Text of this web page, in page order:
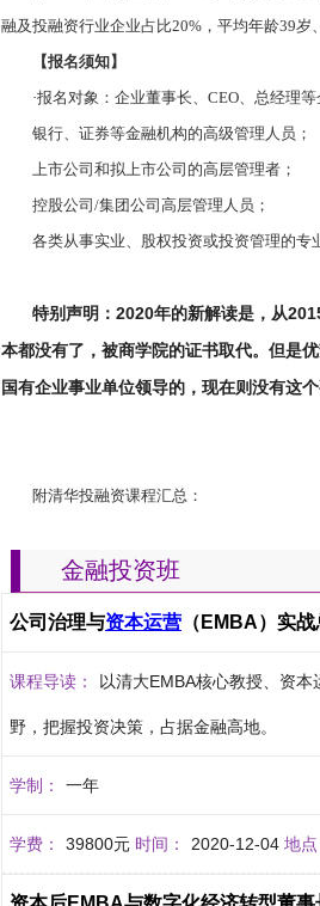
融及投融资行业企业占比20%，平均年龄39岁
【报名须知】
·报名对象：企业董事长、CEO、总经理等
银行、证券等金融机构的高级管理人员；
上市公司和拟上市公司的高层管理者；
控股公司/集团公司高层管理人员；
各类从事实业、股权投资或投资管理的专
特别声明：2020年的新解读是，从
本都没有了，被商学院的证书取代。但是
国有企业事业单位领导的，现在则没有这个
附清华投融资课程汇总：
金融投资班
公司治理与资本运营（EMBA）实战
课程导读： 以清大EMBA核心教授、资
野，把握投资决策，占据金融高地。
学制： 一年
学费： 39800元 时间： 2020-12-04 地点